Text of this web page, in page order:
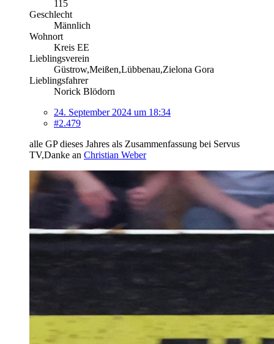
115
Geschlecht
Männlich
Wohnort
Kreis EE
Lieblingsverein
Güstrow,Meißen,Lübbenau,Zielona Gora
Lieblingsfahrer
Norick Blödorn
24. September 2024 um 18:34
#2.479
alle GP dieses Jahres als Zusammenfassung bei Servus
TV,Danke an Christian Weber